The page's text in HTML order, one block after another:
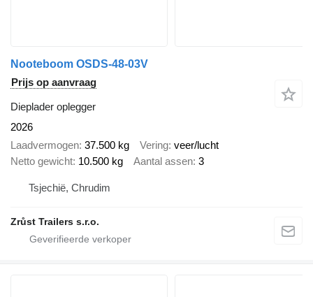
Nooteboom OSDS-48-03V
Prijs op aanvraag
Dieplader oplegger
2026
Laadvermogen 37.500 kg Vering veer/lucht
Netto gewicht 10.500 kg Aantal assen 3
Tsjechië, Chrudim
Zrůst Trailers s.r.o.